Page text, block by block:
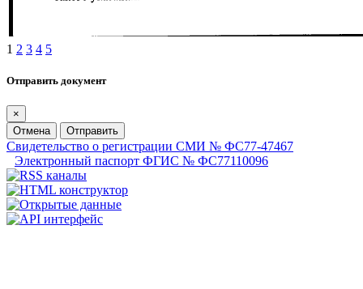
1 2 3 4 5
Отправить документ
×
Отмена
Отправить
Свидетельство о регистрации СМИ № ФС77-47467
Электронный паспорт ФГИС № ФС77110096